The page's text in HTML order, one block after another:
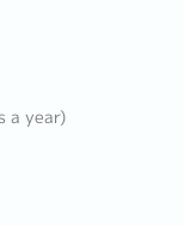
a year)